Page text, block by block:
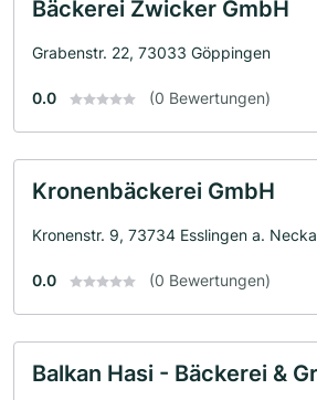
Bäckerei Zwicker GmbH
Grabenstr. 22, 73033 Göppingen
0.0 (0 Bewertungen)
Kronenbäckerei GmbH
Kronenstr. 9, 73734 Esslingen a.
0.0 (0 Bewertungen)
Balkan Hasi - Bäckerei &